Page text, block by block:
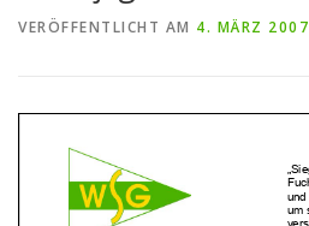
VERÖFFENTLICHT AM 4. MÄRZ 2007